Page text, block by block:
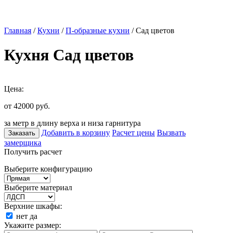
Главная /Кухни /П-образные кухни / Сад цветов
Кухня Сад цветов
Цена:
от 42000 руб.
за метр в длину верха и низа гарнитура
Заказать Добавить в корзину Расчет цены Вызвать
замерщика
Получить расчет
Выберите конфигурацию
Выберите материал
Верхние шкафы:
нет да
Укажите размер: